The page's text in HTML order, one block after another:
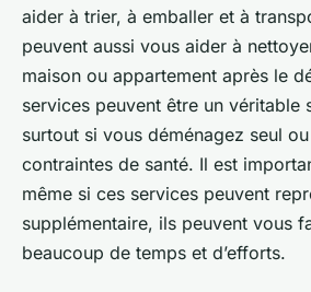
aider à trier, à emballer et à
peuvent aussi vous aider à
maison ou appartement après le
services peuvent être un véritable
surtout si vous déménagez seul
contraintes de santé. Il est
même si ces services peuvent
supplémentaire, ils peuvent vous
beaucoup de temps et d’efforts.